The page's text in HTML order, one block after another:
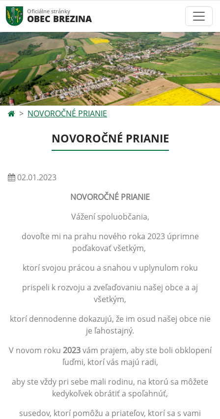
Oficiálne stránky
OBEC BREZINA
NOVOROČNÉ PRIANIE
NOVOROČNÉ PRIANIE
02.01.2023
NOVOROČNÉ PRIANIE
Vážení spoluobčania,
dovoľte mi na prahu nového roka 2023 úprimne
poďakovať všetkým,
ktorí svojou prácou a snahou v uplynulom roku
prispeli k rozvoju a zveľaďovaniu našej obce a aj
všetkým,
ktorí dennodenne dokazujú, že im osud našej obce nie
je ľahostajný.
V novom roku 2023vám prajem, aby ste boli obklopení
ľuďmi, ktorí vás majú radi,
aby ste vždy pri sebe mali rodinu, na ktorú sa môžete
kedykoľvek obrátiť a spoľahnúť,
susedov, ktorí pomôžu a priateľov, ktorí sa s vami